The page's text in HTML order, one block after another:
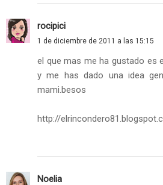
rocipici
1 de diciembre de 2011 a las 15:15
el que mas me ha gustado es
y me has dado una idea
mami.besos
http://
Noelia